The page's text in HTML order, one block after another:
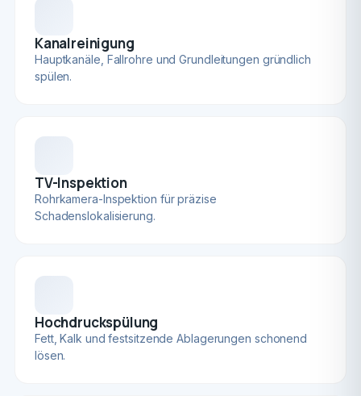
Kanalreinigung
Hauptkanäle, Fallrohre und Grundleitungen gründlich
spülen.
TV-Inspektion
Rohrkamera-Inspektion für präzise
Schadenslokalisierung.
Hochdruckspülung
Fett, Kalk und festsitzende Ablagerungen schonend
lösen.